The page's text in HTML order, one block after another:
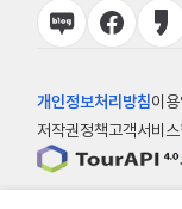
개인정보처리방침이
저작권정책고객서비